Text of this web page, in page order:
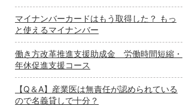
マイナンバーカードはもう取得した？ もっ
と使えるマイナンバー
働き方改革推進支援助成金 労働時間短縮・
年休促進支援コース
【Q＆A】産業医は無責任が認められている
ので名義貸しで十分？